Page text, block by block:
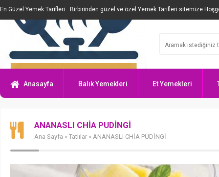
En Güzel Yemek Tarifleri Birbirinden güzel ve özel Yemek Tarifleri sitemize
Anasayfa Balık Yemekleri Et Yemekleri
ANANASLI CHİA PUDİNGİ
Ana Sayfa » Tatlılar » ANANASLI CHİA PUDİNGİ